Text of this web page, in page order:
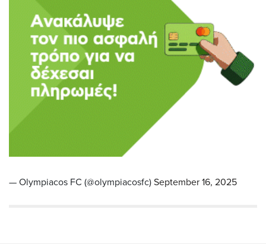
— Olympiacos FC (@olympiacosfc) September 16, 2025